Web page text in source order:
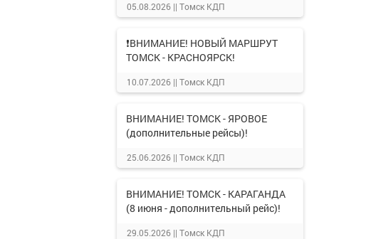
05.08.2026 || Томск КДП
❗ВНИМАНИЕ! НОВЫЙ МАРШРУТ
ТОМСК - КРАСНОЯРСК!
10.07.2026 || Томск КДП
ВНИМАНИЕ! ТОМСК - ЯРОВОЕ
(дополнительные рейсы)!
25.06.2026 || Томск КДП
ВНИМАНИЕ! ТОМСК - КАРАГАНДА
(8 июня - дополнительный рейс)!
29.05.2026 || Томск КДП